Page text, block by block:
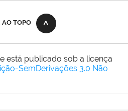
AO TOPO
está publicado sob a licença
SemDerivações 3.0 Não